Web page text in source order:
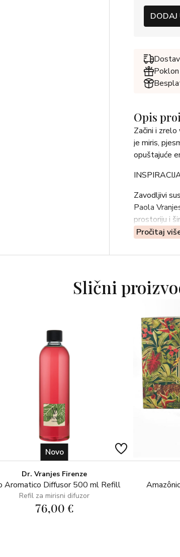
DODAJ
Poklon
Opis
Začini i
je miris,
opuštajuće
Zavodljivi
Paola
prostoriju i
-Cimet
nakon kojih
Pročitaj
Slični
Novo
Dr. Vranjes Firenze
Aromatico Diffusor 500 ml Refill
Refil za mirisni difuzor
76,00 €